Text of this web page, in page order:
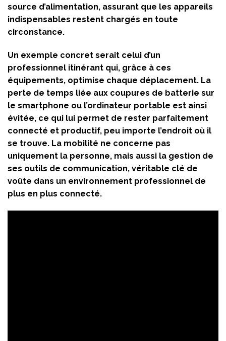
source d’alimentation, assurant que les appareils
indispensables restent chargés en toute
circonstance.
Un exemple concret serait celui d’un
professionnel itinérant qui, grâce à ces
équipements, optimise chaque déplacement. La
perte de temps liée aux coupures de batterie sur
le smartphone ou l’ordinateur portable est ainsi
évitée, ce qui lui permet de rester parfaitement
connecté et productif, peu importe l’endroit où il
se trouve. La mobilité ne concerne pas
uniquement la personne, mais aussi la gestion de
ses outils de communication, véritable clé de
voûte dans un environnement professionnel de
plus en plus connecté.